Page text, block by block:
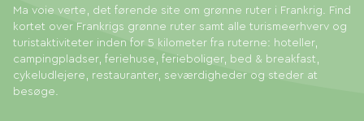
Ma voie verte, det førende site om grønne ruter i Frankrig. Find
kortet over Frankrigs grønne ruter samt alle turismeerhverv og
turistaktiviteter inden for 5 kilometer fra ruterne: hoteller,
campingpladser, feriehuse, ferieboliger, bed & breakfast,
cykeludlejere, restauranter, seværdigheder og steder at
besøge.